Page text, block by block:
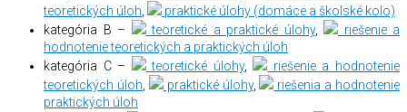
teoretických úloh
praktické úlohy (domáce a školské kolo)
kategória B –
teoretické a praktické úlohy,
riešenie a
hodnotenie teoretických a praktických úloh
kategória C –
teoretické úlohy,
riešenie a hodnotenie
teoretických úloh
praktické úlohy,
riešenia a hodnotenie
praktických úloh